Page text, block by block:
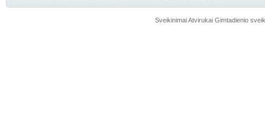
Sveikinimai Atvirukai Gimtadienio